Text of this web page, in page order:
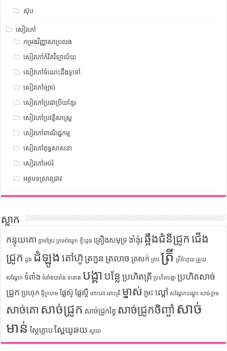
ស៊ុប
សៀវភៅ
កម្រងវិញ្ញាសាប្រលង
សៀវភៅកំរិតវិទ្យាល័យ
សៀវភៅចំណេះដឹងទូទៅ
សៀវភៅច្បាប់
សៀវភៅប្រជាប្រិយខ្មែរ
សៀវភៅប្រវត្តិសាស្រ្ត
សៀវភៅពាណិជ្ជកម្ម
សៀវភៅពុទ្ធសាសនា
សៀវភៅអប់រំ
អត្ថបទស្រាវជ្រាវ
ស្លាក
កន្ទុយគោ ក្តាមស្រែ ក្រអៅឈូក ខ្ទិះដូង គ្រឿងសមុទ្រ ងាំង៉ូវ ឆ្អឹងជំនីជ្រូក ជើង
ជ្រូក ដូង ដំឡូង តៅហ៊ូ ត្រកួន ត្រលាច ត្រសក់ ត្រាវ ត្រី ត្រីចំហុយ ត្រួយ
សណ្តែក ទំពាំង ទំពាំងបារាំង ននោង បង្គា បន្លែ ប្រហិតត្រី ប្រហិតបង្គា ប្រហិតសាច់
ជ្រូក ប្រហុក ផ្ទីក្រហម ផ្លែស៊ូ ផ្លែស្ពឺ ពោះគោ ពោះត្រី ម្នាស់ ម្រះ ល្ពៅ សណ្តែកបណ្តុះ សាច់ក្តាម
សាច់គោ សាច់ជ្រូក សាច់ជ្រូកខ្វៃ សាច់ជ្រូកចិញ្ចាំ សាច់
មាន់ ស្ពៃក្តោប ស្ពៃយូឆយ ស្វាយ